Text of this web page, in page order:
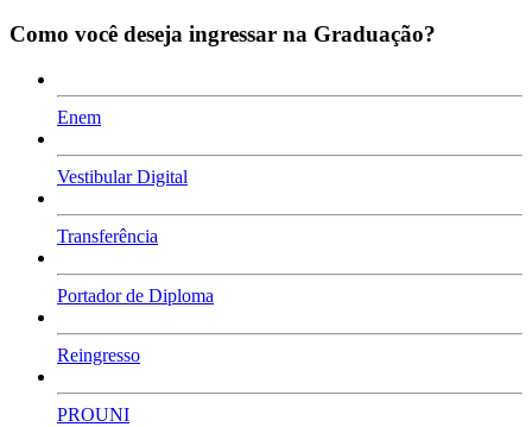
Como você deseja ingressar na Graduação?
Enem
Vestibular Digital
Transferência
Portador de Diploma
Reingresso
PROUNI